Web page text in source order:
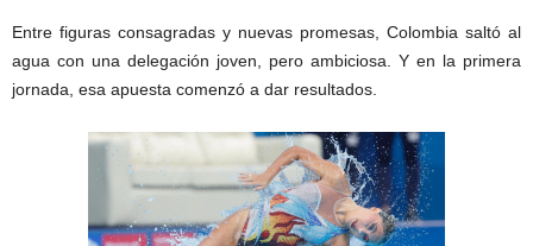
Entre figuras consagradas y nuevas promesas, Colombia saltó al
agua con una delegación joven, pero ambiciosa. Y en la primera
jornada, esa apuesta comenzó a dar resultados.